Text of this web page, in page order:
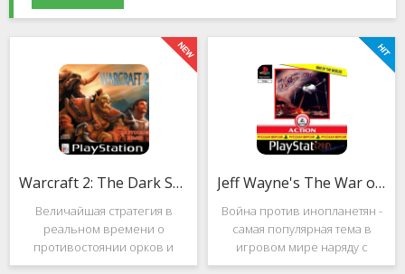
Warcraft 2: The Dark Saga
Величайшая стратегия в
реальном времени о
противостоянии орков и
людей. Warcraft 2: The Dark
Jeff Wayne's The War of the Worlds
Война против инопланетян -
самая популярная тема в
игровом мире наряду с
войнами против